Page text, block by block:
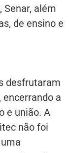
Senar, além
de ensino e
desfrutaram
a
e união. A
não foi